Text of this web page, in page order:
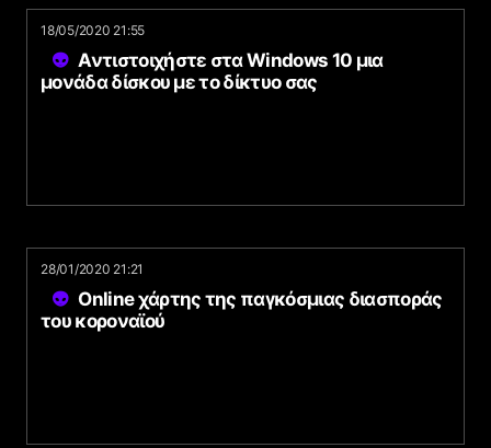
18/05/2020 21:55
Αντιστοιχήστε στα Windows 10 μια
μονάδα δίσκου με το δίκτυο σας
28/01/2020 21:21
Online χάρτης της παγκόσμιας διασποράς
του κοροναϊού